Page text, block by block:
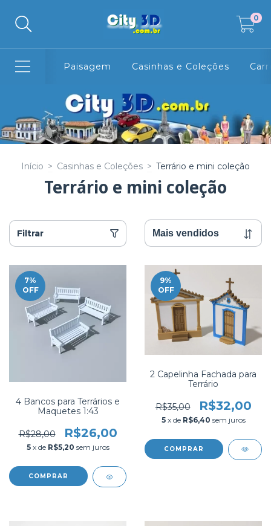
0
Paisagem Casinhas e Coleções
Início > Casinhas e Coleções > Terrário e mini coleção
Terrário e mini coleção
Filtrar
7%
OFF
4 Bancos para Terrários e
Maquetes 1:43
R$28,00 R$26,00
5 x de R$5,20 sem juros
9%
OFF
2 Capelinha Fachada para
Terrário
R$35,00 R$32,00
5 x de R$6,40 sem juros
COMPRAR